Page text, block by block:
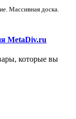
Массивная доска.
MetaDiv.ru
которые вы